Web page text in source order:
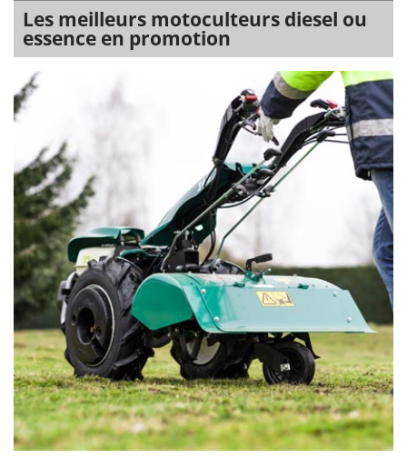
Les meilleurs motoculteurs diesel ou
essence en promotion